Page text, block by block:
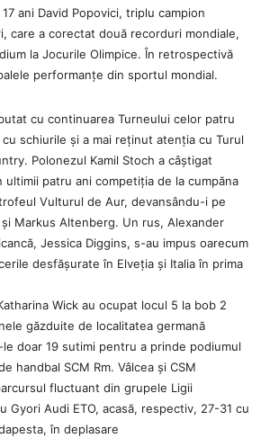
ani David Popovici, triplu campion
care a corectat două recorduri mondiale,
la Jocurile Olimpice. În retrospectivă
performanțe din sportul mondial.
cu continuarea Turneului celor patru
schiurile și a mai reținut atenția cu Turul
Polonezul Kamil Stoch a câștigat
ultimii patru ani competiția de la cumpăna
Vulturul de Aur, devansându-i pe
Markus Altenberg. Un rus, Alexander
Jessica Diggins, s-au impus oarecum
desfășurate în Elveția și Italia în prima
Wick au ocupat locul 5 la bob 2
găzduite de localitatea germană
doar 19 sutimi pentru a prinde podiumul
handbal SCM Rm. Vâlcea și CSM
fluctuant din grupele Ligii
Gyori Audi ETO, acasă, respectiv, 27-31 cu
în deplasare